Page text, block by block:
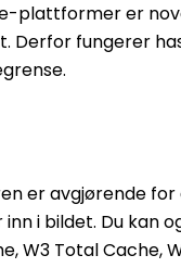
plattformer er
Derfor fungerer
er avgjørende
i bildet. Du kan
W3 Total